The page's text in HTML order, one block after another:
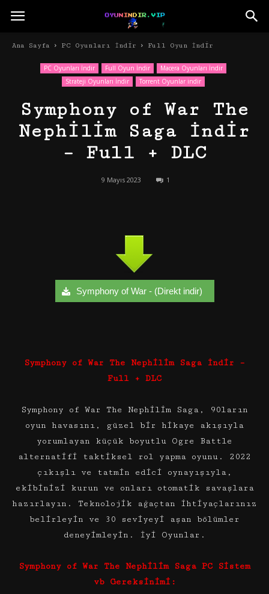
Ana Sayfa PC Oyunları İndir Full Oyun İndir
PC Oyunları İndir Full Oyun İndir
Macera Oyunları İndir
Strateji Oyunları İndir
Torrent Oyunlar indir
Symphony of War The
Nephilim Saga İndir
– Full + DLC
9 Mayıs 2023 1
Symphony of War - (Direkt indir)
Symphony of War The Nephilim Saga İndir –
Full + DLC
Symphony of War The Nephilim Saga, 90ların
oyun havasını, güzel bir hikaye akışıyla
yorumlayan küçük boyutlu Ogre Battle
alternatifi taktiksel rol yapma oyunu. 2022
çıkışlı ve tatmin edici oynayışıyla,
ekibinizi kurun ve onları otomatik savaşlara
hazırlayın. Teknolojik ağaçtan ihtiyaçlarınız
belirleyin ve 30 seviyeyi aşan bölümler
deneyimleyin. İyi Oyunlar.
Symphony of War The Nephilim Saga PC Sistem
vb Gereksinimi: